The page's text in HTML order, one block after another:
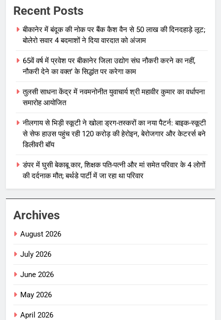
Recent Posts
बीकानेर में बंदूक की नोक पर बैंक कैश वैन से 50 लाख की दिनदहाड़े लूट;
बोलेरो सवार 4 बदमाशों ने दिया वारदात को अंजाम
65वें वर्ष में प्रवेश पर बीकानेर जिला उद्योग संघ नौकरी करने का नहीं,
नौकरी देने का वक्त’ के सिद्धांत पर करेगा काम
तुलसी साधना केंद्र में नवमनोनीत युवाचार्य श्री महावीर कुमार का वर्धापना
समारोह आयोजित
नीलगाय से भिड़ी स्कूटी ने खोला ड्रग-तस्करों का नया पैटर्न: बाइक-स्कूटी
से सेफ हाउस पहुंच रही 120 करोड़ की हेरोइन, बेरोजगार और केटरर्स बने
डिलीवरी बॉय
डंपर में घुसी बेकाबू कार, शिक्षक पति-पत्नी और मां समेत परिवार के 4 लोगों
की दर्दनाक मौत; बर्थडे पार्टी में जा रहा था परिवार
Archives
August 2026
July 2026
June 2026
May 2026
April 2026